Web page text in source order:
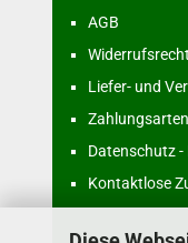
AGB
Widerrufsrecht
Liefer- und
Zahlungsarten
Datenschutz
Kontaktlose